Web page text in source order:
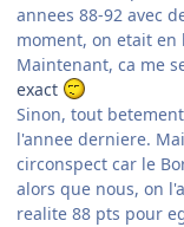
annees 88-92 avec
moment, on etait
Maintenant, ca me
exact
Sinon, tout
l'annee derniere.
circonspect car le
alors que nous, on
realite 88 pts pour